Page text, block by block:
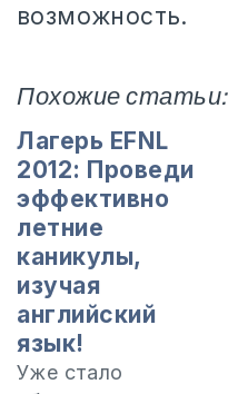
возможность.
Похожие статьи:
Лагерь EFNL
2012: Проведи
эффективно
летние
каникулы,
изучая
английский
язык!
Уже стало